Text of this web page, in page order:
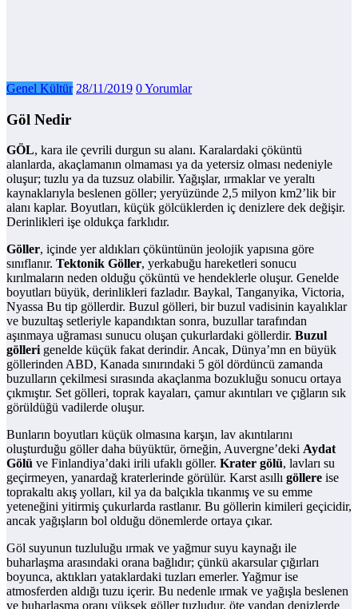
Genel Kültür 28/11/2019 0 Yorumlar
Göl Nedir
GÖL, kara ile çevrili durgun su alanı. Karalardaki çöküntü
alanlarda, akaçlamanın olmaması ya da yetersiz olması nedeniyle
oluşur; tuzlu ya da tuzsuz olabilir. Yağışlar, ırmaklar ve yeraltı
kaynaklarıyla beslenen göller; yeryüzünde 2,5 milyon km2’lik bir
alanı kaplar. Boyutları, küçük gölcüklerden iç denizlere dek değişir.
Derinlikleri işe oldukça farklıdır.
Göller, içinde yer aldıkları çöküntünün jeolojik yapısına göre
sınıflanır. Tektonik Göller, yerkabuğu hareketleri sonucu
kırılmaların neden olduğu çöküntü ve hendeklerle oluşur. Genelde
boyutları büyük, derinlikleri fazladır. Baykal, Tanganyika, Victoria,
Nyassa Bu tip göllerdir. Buzul gölleri, bir buzul vadisinin kayalıklar
ve buzultaş setleriyle kapandıktan sonra, buzullar tarafından
aşınmaya uğraması sunucu oluşan çukurlardaki göllerdir. Buzul
gölleri genelde küçük fakat derindir. Ancak, Dünya’mn en büyük
göllerinden ABD, Kanada sınırındaki 5 göl dördüncü zamanda
buzulların çekilmesi sırasında akaçlanma bozukluğu sonucu ortaya
çıkmıştır. Set gölleri, toprak kayaları, çamur akıntıları ve çığların sık
görüldüğü vadilerde oluşur.
Bunların boyutları küçük olmasına karşın, lav akıntılarını
oluşturduğu göller daha büyüktür, örneğin, Auvergne’deki Aydat
Gölü ve Finlandiya’daki irili ufaklı göller. Krater gölü, lavları su
geçirmeyen, yanardağ kraterlerinde görülür. Karst asıllı göllere ise
toprakaltı akış yolları, kil ya da balçıkla tıkanmış ve su emme
yeteneğini yitirmiş çukurlarda rastlanır. Bu göllerin kimileri geçicidir,
ancak yağışların bol olduğu dönemlerde ortaya çıkar.
Göl suyunun tuzluluğu ırmak ve yağmur suyu kaynağı ile
buharlaşma arasındaki orana bağlıdır; çünkü akarsular çığırları
boyunca, aktıkları yataklardaki tuzları emerler. Yağmur ise
atmosferden aldığı tuzu içerir. Bu nedenle ırmak ve yağışla beslenen
ve buharlaşma oranı yüksek göller tuzludur, öte yandan denizlerde